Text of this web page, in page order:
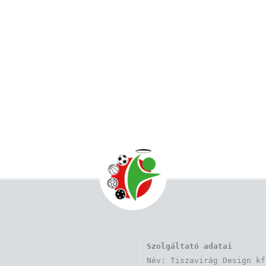
Szolgáltató adatai
Név: Tiszavirág Design